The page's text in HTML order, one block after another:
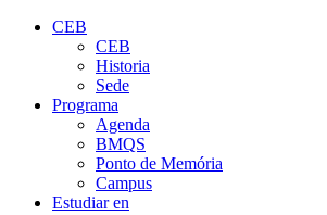
CEB
CEB
Historia
Sede
Programa
Agenda
BMQS
Ponto de Memória
Campus
Estudiar en